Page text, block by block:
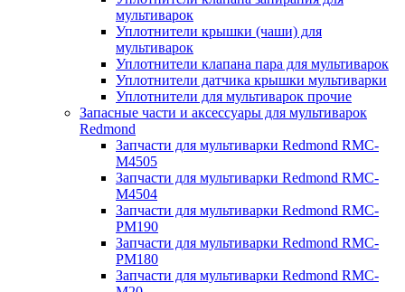
мультиварок
Уплотнители крышки (чаши) для
мультиварок
Уплотнители клапана пара для мультиварок
Уплотнители датчика крышки мультиварки
Уплотнители для мультиварок прочие
Запасные части и аксессуары для мультиварок
Redmond
Запчасти для мультиварки Redmond RMC-
M4505
Запчасти для мультиварки Redmond RMC-
M4504
Запчасти для мультиварки Redmond RMC-
PM190
Запчасти для мультиварки Redmond RMC-
PM180
Запчасти для мультиварки Redmond RMC-